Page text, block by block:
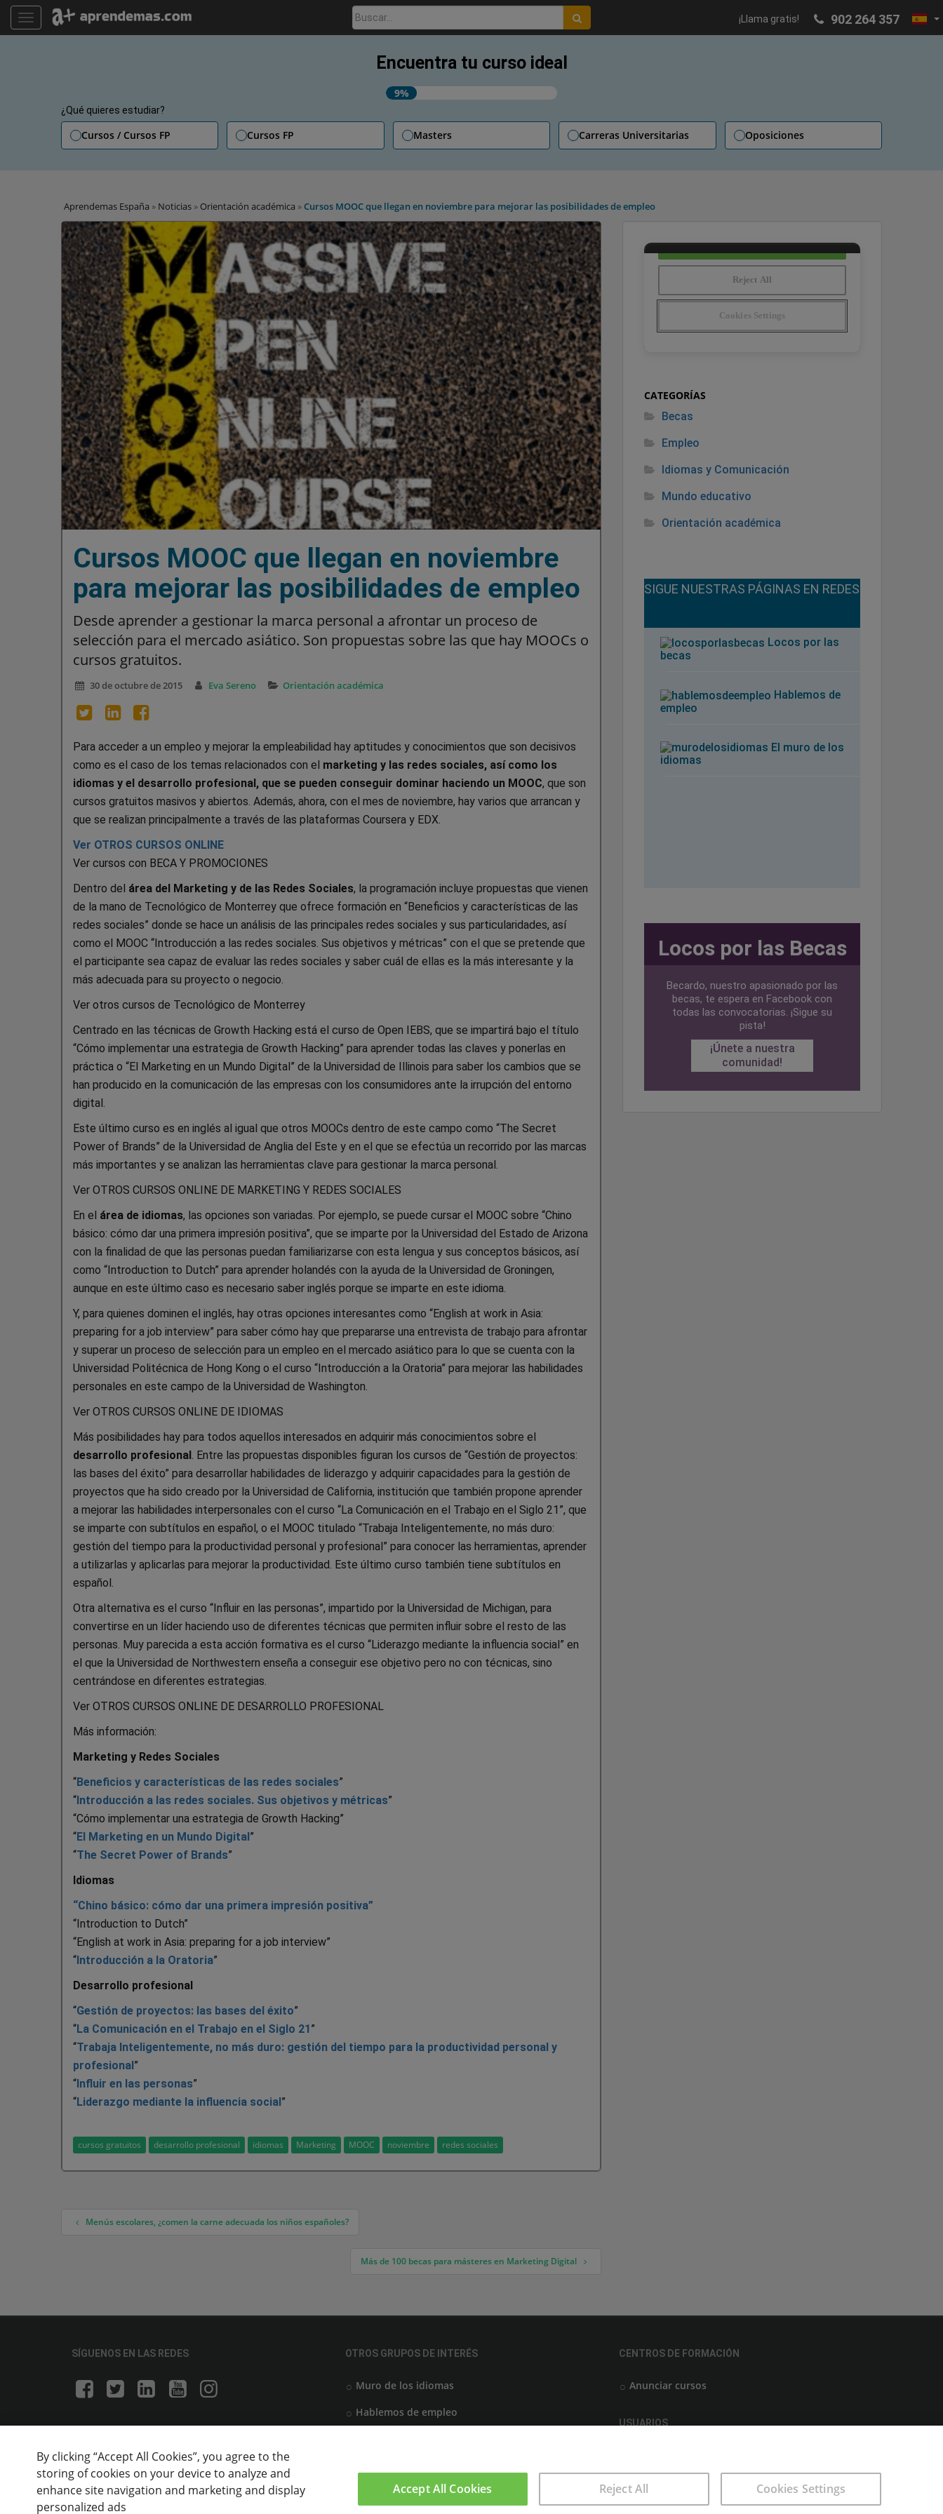
TOGGLE NAVIGATION ¡Llama gratis! 902 264 357
Buscar:
Encuentra tu curso ideal
9%
¿Qué quieres estudiar?
Cursos / Cursos FP Cursos FP Masters Carreras Universitarias Oposiciones
Aprendemas España » Noticias » Orientación académica »Cursos MOOC que llegan en noviembre para mejorar las posibilidades de empleo
Cursos MOOC que llegan en noviembre
para mejorar las posibilidades de empleo
Desde aprender a gestionar la marca personal a afrontar un proceso de
selección para el mercado asiático. Son propuestas sobre las que hay MOOCs o
cursos gratuitos.
30 de octubre de 2015 Eva Sereno Orientación académica
Para acceder a un empleo y mejorar la empleabilidad hay aptitudes y conocimientos que son decisivos
como es el caso de los temas relacionados con el marketing y las redes sociales, así como los
idiomas y el desarrollo profesional, que se pueden conseguir dominar haciendo un MOOC, que son
cursos gratuitos masivos y abiertos. Además, ahora, con el mes de noviembre, hay varios que arrancan y
que se realizan principalmente a través de las plataformas Coursera y EDX.
Ver OTROS CURSOS ONLINE
Ver cursos con BECA Y PROMOCIONES
Dentro del área del Marketing y de las Redes Sociales, la programación incluye propuestas que vienen
de la mano de Tecnológico de Monterrey que ofrece formación en “Beneficios y características de las
redes sociales” donde se hace un análisis de las principales redes sociales y sus particularidades, así
como el MOOC “Introducción a las redes sociales. Sus objetivos y métricas” con el que se pretende que
el participante sea capaz de evaluar las redes sociales y saber cuál de ellas es la más interesante y la
más adecuada para su proyecto o negocio.
Ver otros cursos de Tecnológico de Monterrey
Centrado en las técnicas de Growth Hacking está el curso de Open IEBS, que se impartirá bajo el título
“Cómo implementar una estrategia de Growth Hacking” para aprender todas las claves y ponerlas en
práctica o “El Marketing en un Mundo Digital” de la Universidad de Illinois para saber los cambios que se
han producido en la comunicación de las empresas con los consumidores ante la irrupción del entorno
digital.
Este último curso es en inglés al igual que otros MOOCs dentro de este campo como “The Secret
Power of Brands” de la Universidad de Anglia del Este y en el que se efectúa un recorrido por las marcas
más importantes y se analizan las herramientas clave para gestionar la marca personal.
Ver OTROS CURSOS ONLINE DE MARKETING Y REDES SOCIALES
En el área de idiomas, las opciones son variadas. Por ejemplo, se puede cursar el MOOC sobre “Chino
básico: cómo dar una primera impresión positiva”, que se imparte por la Universidad del Estado de Arizona
con la finalidad de que las personas puedan familiarizarse con esta lengua y sus conceptos básicos, así
como “Introduction to Dutch” para aprender holandés con la ayuda de la Universidad de Groningen,
aunque en este último caso es necesario saber inglés porque se imparte en este idioma.
Y, para quienes dominen el inglés, hay otras opciones interesantes como “English at work in Asia:
preparing for a job interview” para saber cómo hay que prepararse una entrevista de trabajo para afrontar
y superar un proceso de selección para un empleo en el mercado asiático para lo que se cuenta con la
Universidad Politécnica de Hong Kong o el curso “Introducción a la Oratoria” para mejorar las habilidades
personales en este campo de la Universidad de Washington.
Ver OTROS CURSOS ONLINE DE IDIOMAS
Más posibilidades hay para todos aquellos interesados en adquirir más conocimientos sobre el
desarrollo profesional. Entre las propuestas disponibles figuran los cursos de “Gestión de proyectos:
las bases del éxito” para desarrollar habilidades de liderazgo y adquirir capacidades para la gestión de
proyectos que ha sido creado por la Universidad de California, institución que también propone aprender
a mejorar las habilidades interpersonales con el curso “La Comunicación en el Trabajo en el Siglo 21”, que
se imparte con subtítulos en español, o el MOOC titulado “Trabaja Inteligentemente, no más duro:
gestión del tiempo para la productividad personal y profesional” para conocer las herramientas, aprender
a utilizarlas y aplicarlas para mejorar la productividad. Este último curso también tiene subtítulos en
español.
Otra alternativa es el curso “Influir en las personas”, impartido por la Universidad de Michigan, para
convertirse en un líder haciendo uso de diferentes técnicas que permiten influir sobre el resto de las
personas. Muy parecida a esta acción formativa es el curso “Liderazgo mediante la influencia social” en
el que la Universidad de Northwestern enseña a conseguir ese objetivo pero no con técnicas, sino
centrándose en diferentes estrategias.
Ver OTROS CURSOS ONLINE DE DESARROLLO PROFESIONAL
Más información:
Marketing y Redes Sociales
“Beneficios y características de las redes sociales”
“Introducción a las redes sociales. Sus objetivos y métricas”
“Cómo implementar una estrategia de Growth Hacking”
“El Marketing en un Mundo Digital”
“The Secret Power of Brands”
Idiomas
“Chino básico: cómo dar una primera impresión positiva”
“Introduction to Dutch”
“English at work in Asia: preparing for a job interview”
“Introducción a la Oratoria”
Desarrollo profesional
“Gestión de proyectos: las bases del éxito”
“La Comunicación en el Trabajo en el Siglo 21”
“Trabaja Inteligentemente, no más duro: gestión del tiempo para la productividad personal y
profesional”
“Influir en las personas”
“Liderazgo mediante la influencia social”
cursos gratuitos desarrollo profesional idiomas Marketing MOOC noviembre redes sociales
Navegación de entradas
Menús escolares, ¿comen la carne adecuada los niños españoles?
Más de 100 becas para másteres en Marketing Digital
CATEGORÍAS
Becas
Empleo
Idiomas y Comunicación
Mundo educativo
Orientación académica
¡SIGUE NUESTRAS PÁGINAS EN REDES!
Locos por las
becas
Hablemos de
empleo
El muro de los
idiomas
Locos por las Becas
Becardo, nuestro apasionado por las
becas, te espera en Facebook con
todas las convocatorias. ¡Sigue su
pista!
¡Únete a nuestra
comunidad!
SÍGUENOS EN LAS REDES OTROS GRUPOS DE INTERÉS
Muro de los idiomas
Hablemos de empleo
CENTROS DE FORMACIÓN
Anunciar cursos
USUARIOS
By clicking “Accept All Cookies”, you agree to the
storing of cookies on your device to analyze and
enhance site navigation and marketing and display
personalized ads
Cookies Settings
Reject All
Accept All Cookies